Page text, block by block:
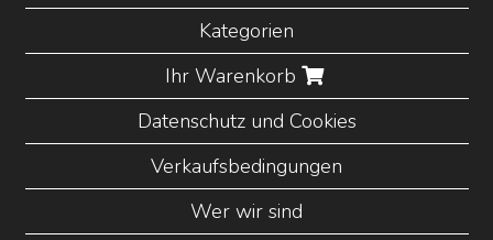
Kategorien
Ihr Warenkorb
Datenschutz und Cookies
Verkaufsbedingungen
Wer wir sind